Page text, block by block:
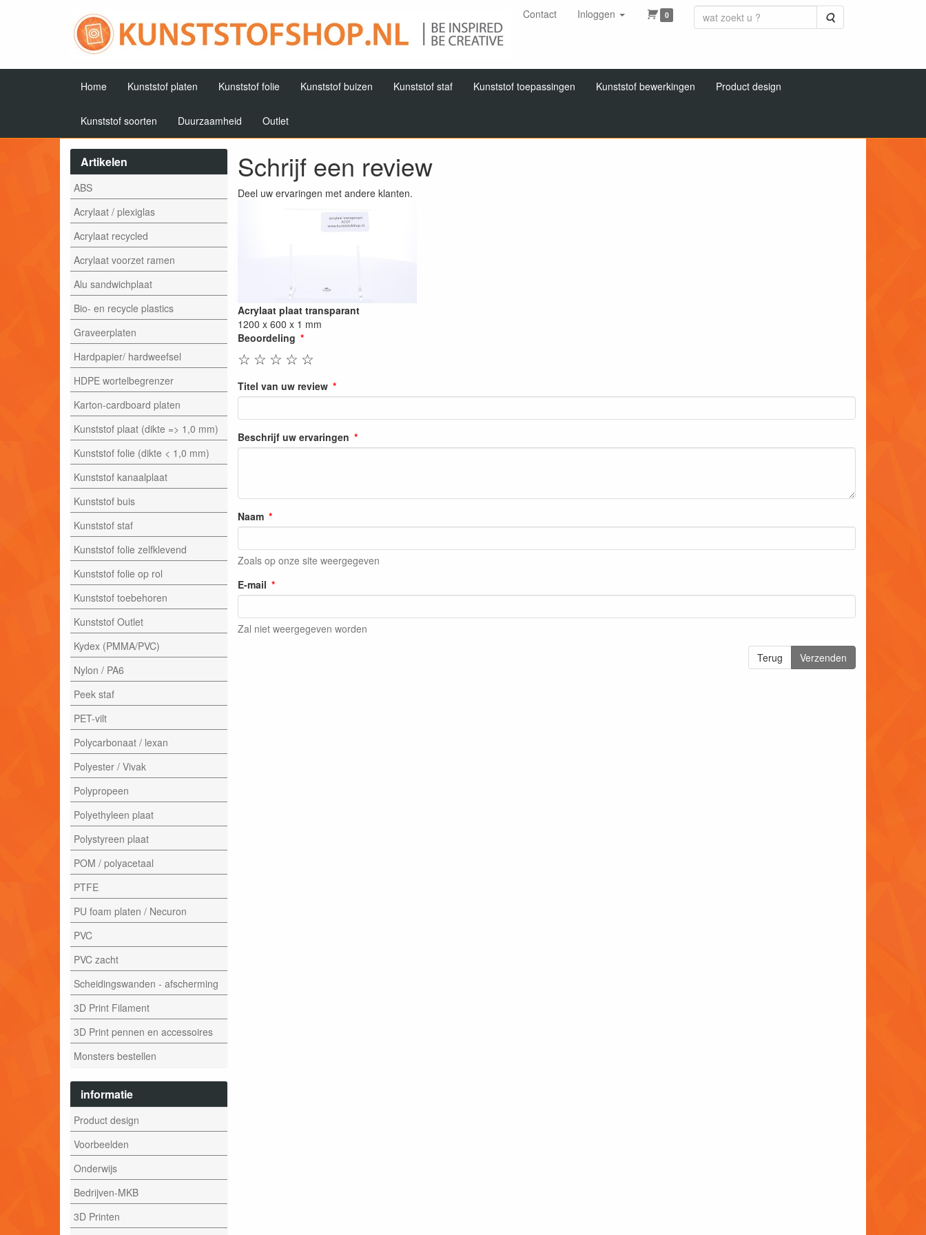
Contact Inloggen 0 Zoeken
Home Kunststof platen Kunststof folie Kunststof buizen Kunststof staf Kunststof toepassingen Kunststof bewerkingen Product design
Kunststof soorten Duurzaamheid Outlet
Artikelen
ABS
Acrylaat / plexiglas
Acrylaat recycled
Acrylaat voorzet ramen
Alu sandwichplaat
Bio- en recycle plastics
Graveerplaten
Hardpapier/ hardweefsel
HDPE wortelbegrenzer
Karton-cardboard platen
Kunststof plaat (dikte => 1,0 mm)
Kunststof folie (dikte < 1,0 mm)
Kunststof kanaalplaat
Kunststof buis
Kunststof staf
Kunststof folie zelfklevend
Kunststof folie op rol
Kunststof toebehoren
Kunststof Outlet
Kydex (PMMA/PVC)
Nylon / PA6
Peek staf
PET-vilt
Polycarbonaat / lexan
Polyester / Vivak
Polypropeen
Polyethyleen plaat
Polystyreen plaat
POM / polyacetaal
PTFE
PU foam platen / Necuron
PVC
PVC zacht
Scheidingswanden - afscherming
3D Print Filament
3D Print pennen en accessoires
Monsters bestellen
informatie
Product design
Voorbeelden
Onderwijs
Bedrijven-MKB
3D Printen
Schrijf een review
Deel uw ervaringen met andere klanten.
Acrylaat plaat transparant
1200 x 600 x 1 mm
Beoordeling
☆
☆
☆
☆
☆
Titel van uw review
Beschrijf uw ervaringen
Naam
Zoals op onze site weergegeven
E-mail
Zal niet weergegeven worden
Terug Verzenden